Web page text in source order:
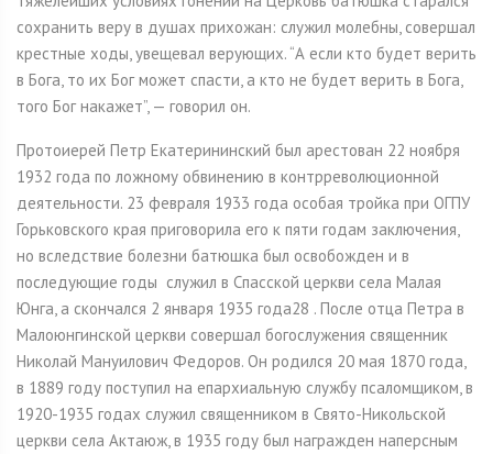
сохранить веру в душах прихожан: служил молебны, совершал
крестные ходы, увещевал верующих. “А если кто будет верить
в Бога, то их Бог может спасти, а кто не будет верить в Бога,
того Бог накажет”, — говорил он.
Протоиерей Петр Екатерининский был арестован 22 ноября
1932 года по ложному обвинению в контрреволюционной
деятельности. 23 февраля 1933 года особая тройка при ОГПУ
Горьковского края приговорила его к пяти годам заключения,
но вследствие болезни батюшка был освобожден и в
последующие годы служил в Спасской церкви села Малая
Юнга, а скончался 2 января 1935 года28 . После отца Петра в
Малоюнгинской церкви совершал богослужения священник
Николай Мануилович Федоров. Он родился 20 мая 1870 года,
в 1889 году поступил на епархиальную службу псаломщиком, в
1920-1935 годах служил священником в Свято-Никольской
церкви села Актаюж, в 1935 году был награжден наперсным